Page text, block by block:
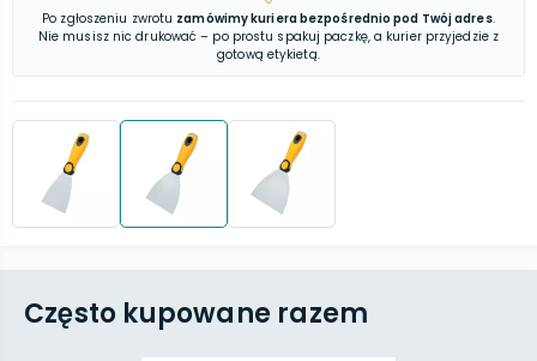
Po zgłoszeniu zwrotu zamówimy kuriera bezpośrednio pod Twój adres.
Nie musisz nic drukować – po prostu spakuj paczkę, a kurier przyjedzie z
gotową etykietą.
Często kupowane razem